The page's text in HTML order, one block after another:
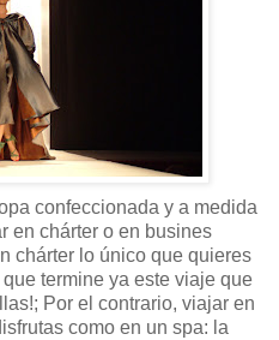
confeccionada y a medida
en chárter o en busines
chárter lo único que quieres
termine ya este viaje que
Por el contrario, viajar en
como en un spa: la